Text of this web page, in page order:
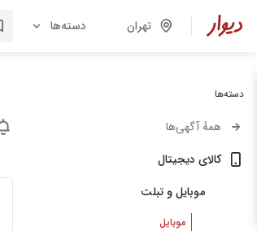
تهران دسته‌ها
دسته‌ها
همهٔ آگهی‌ها
کالای دیجیتال
موبایل و تبلت
موبایل